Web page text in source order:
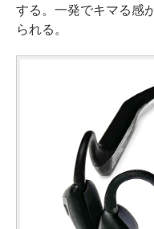
する。一発でキマる感
られる。